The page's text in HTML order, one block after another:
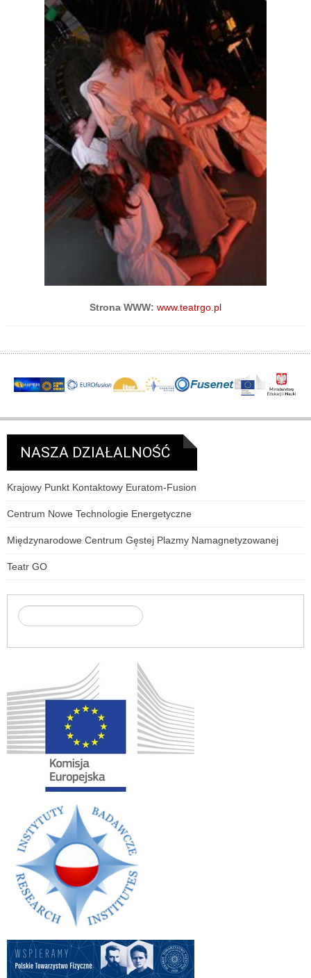
Strona WWW: www.teatrgo.pl
NASZA DZIAŁALNOŚĆ
Krajowy Punkt Kontaktowy Euratom-Fusion
Centrum Nowe Technologie Energetyczne
Międzynarodowe Centrum Gęstej Plazmy Namagnetyzowanej
Teatr GO